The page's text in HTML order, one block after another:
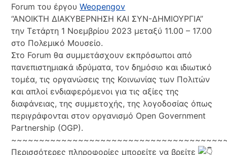
Forum του έργουWeopengov
“ΑΝΟΙΚΤΗ ΔΙΑΚΥΒΕΡΝΗΣΗ ΚΑΙ ΣΥΝ-ΔΗΜΙΟΥΡΓΙΑ”
την Τετάρτη 1 Νοεμβρίου 2023 μεταξύ 11.00 – 17.00
στο Πολεμικό Μουσείο.
Στο Forum θα συμμετάσχουν εκπρόσωποι από
πανεπιστημιακά ιδρύματα, τον δημόσιο και ιδιωτικό
τομέα, τις οργανώσεις της Κοινωνίας των Πολιτών
και απλοί ενδιαφερόμενοι για τις αξίες της
διαφάνειας, της συμμετοχής, της λογοδοσίας όπως
περιγράφονται στον οργανισμό Open Government
Partnership (OGP).
Περισσότερες πληροφορίες μπορείτε να βρείτε